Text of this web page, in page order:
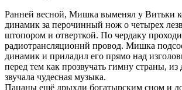
Ранней весной, Мишка выменял у Витьки
динамик за перочинный нож о четырех
штопором и отверткой. По чердаку
радиотрансляционнй провод. Мишка
динамик и приладил его прямо над
перед тем как прозвучать гимну страны,
звучала чудесная музыка.
Пацаны ещё дрыхли богатырским сном и